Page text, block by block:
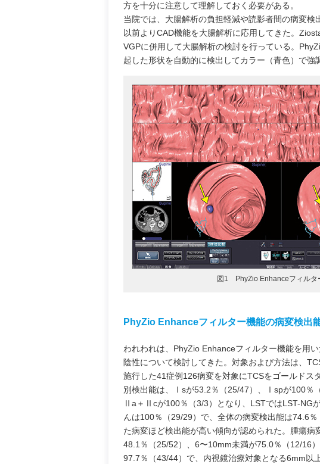
方を十分に注意して理解しておく必要がある。
当院では、大腸解析の負担軽減や読影者間の病変
以前よりCAD機能を大腸解析に応用してきた。
VGPに併用して大腸解析の検討を行っている。
起した形状を自動的に検出してカラー（青色）で強
図1 PhyZio Enhanceフィルタ
PhyZio Enhanceフィルター機能の病変検出
われわれは、PhyZio Enhanceフィルター機能を用
陰性について検討してきた。対象および方法は、
施行した41症例126病変を対象にTCSをゴールドス
別検出能は、Ⅰsが53.2％（25/47）、Ⅰspが100％
Ⅱa＋Ⅱcが100％（3/3）となり、LSTではLST-NG
んは100％（29/29）で、全体の病変検出能は74.6
た病変ほど検出能が高い傾向が認められた。腫瘍
48.1％（25/52）、6〜10mm未満が75.0％（12/16
97.7％（43/44）で、内視鏡治療対象となる6mm以